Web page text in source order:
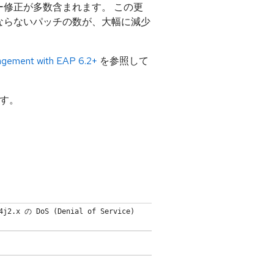
正が多数含まれます。 この更
ないパッチの数が、大幅に減少
with EAP 6.2+ を参照して
。
log4j2.x の DoS (Denial of Service)